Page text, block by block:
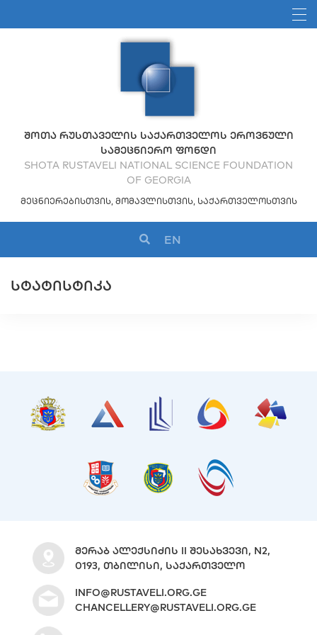
ᲨᲝᲗᲐ ᲠᲣᲡᲗᲐᲕᲔᲚᲘᲡ ᲡᲐᲥᲐᲠᲗᲕᲔᲚᲝᲡ ᲔᲠᲝᲕᲜᲣᲚᲘ
ᲡᲐᲛᲔᲪᲜᲘᲔᲠᲝ ᲤᲝᲜᲓᲘ
SHOTA RUSTAVELI NATIONAL SCIENCE FOUNDATION
OF GEORGIA
ᲛᲔᲪᲜᲘᲔᲠᲔᲑᲘᲡᲗᲕᲘᲡ, ᲛᲝᲛᲐᲕᲚᲘᲡᲗᲕᲘᲡ, ᲡᲐᲥᲐᲠᲗᲕᲔᲚᲝᲡᲗᲕᲘᲡ
EN
ᲡᲢᲐᲢᲘᲡᲢᲘᲙᲐ
ᲛᲔᲠᲐᲑ ᲐᲚᲔᲥᲡᲘᲫᲘᲡ II ᲨᲔᲡᲐᲮᲕᲔᲕᲘ, N2,
0193, ᲗᲑᲘᲚᲘᲡᲘ, ᲡᲐᲥᲐᲠᲗᲕᲔᲚᲝ
INFO@RUSTAVELI.ORG.GE
CHANCELLERY@RUSTAVELI.ORG.GE